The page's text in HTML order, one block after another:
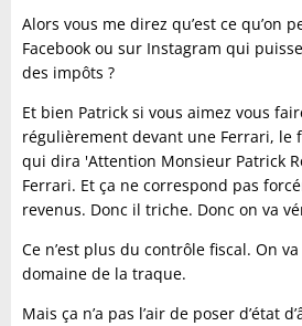
Alors vous me direz qu’est ce qu’on
Facebook ou sur Instagram qui
des impôts ?
Et bien Patrick si vous aimez vous
régulièrement devant une Ferrari, le
qui dira 'Attention Monsieur Patrick
Ferrari. Et ça ne correspond pas
revenus. Donc il triche. Donc on va
Ce n’est plus du contrôle fiscal. On
domaine de la traque.
Mais ça n’a pas l’air de poser d’état